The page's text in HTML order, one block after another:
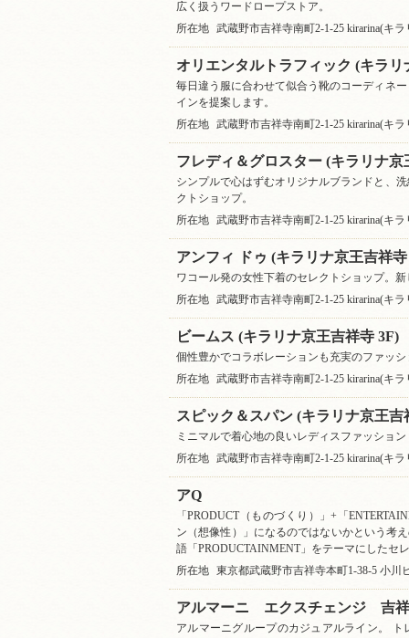
広く扱うワードロープストア。
所在地
武蔵野市吉祥寺南町2-1-25 kirarina(キ
オリエンタルトラフィック (キラリ
毎日違う服に合わせて似合う靴のコーディネ
インを提案します。
所在地
武蔵野市吉祥寺南町2-1-25 kirarina(キ
フレディ＆グロスター (キラリナ京
シンプルで心はずむオリジナルブランドと、
クトショップ。
所在地
武蔵野市吉祥寺南町2-1-25 kirarina(キ
アンフィ ドゥ (キラリナ京王吉祥
ワコール発の女性下着のセレクトショップ。
所在地
武蔵野市吉祥寺南町2-1-25 kirarina(キ
ビームス (キラリナ京王吉祥寺 3F)
個性豊かでコラボレーションも充実のファッ
所在地
武蔵野市吉祥寺南町2-1-25 kirarina(キ
スピック＆スパン (キラリナ京王吉
ミニマルで着心地の良いレディスファッション
所在地
武蔵野市吉祥寺南町2-1-25 kirarina(キ
アQ
「PRODUCT（ものづくり）」+「
ン（想像性）」になるのではないかという考
語「PRODUCTAINMENT」をテーマにしたセ
所在地
東京都武蔵野市吉祥寺本町1-38-5 小川
アルマーニ エクスチェンジ 吉
アルマーニグループのカジュアルライン。